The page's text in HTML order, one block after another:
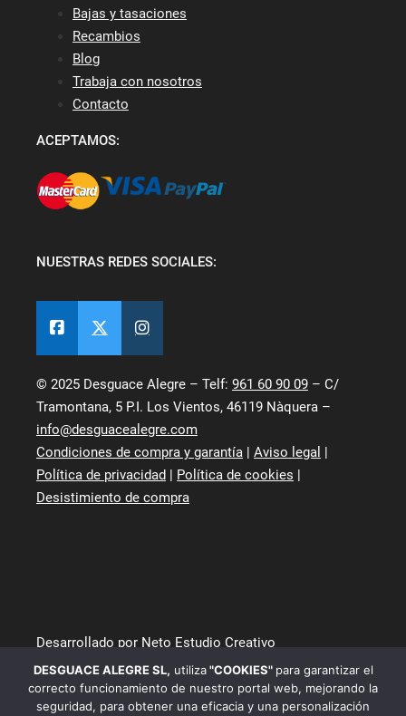
Bajas y tasaciones
Recambios
Blog
Trabaja con nosotros
Contacto
ACEPTAMOS:
NUESTRAS REDES SOCIALES:
© 2025 Desguace Alegre – Telf: 961 60 90 09 – C/
Tramontana, 5 P.I. Los Vientos, 46119 Nàquera –
info@desguacealegre.com
Condiciones de compra y garantía | Aviso legal |
Política de privacidad | Política de cookies |
Desistimiento de compra
Desarrollado por Neto Estudio Creativo
DESGUACE ALEGRE SL, utiliza"COOKIES" para garantizar el
correcto funcionamiento de nuestro portal web, mejorando la
seguridad, para obtener una eficacia y una personalización